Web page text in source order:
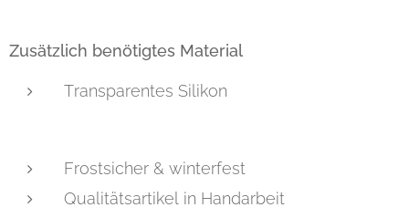
Zusätzlich benötigtes Material
Transparentes Silikon
Frostsicher & winterfest
Qualitätsartikel in Handarbeit